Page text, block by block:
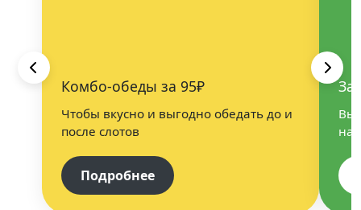
Комбо-обеды за 95₽
Чтобы вкусно и выгодно обедать до и
после слотов
Подробнее